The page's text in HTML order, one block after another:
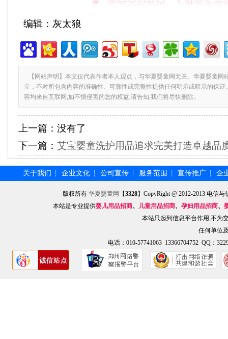
编辑：灰太狼
【网站声明】本文仅代表作者本人观点，与华夏婴童网无关。华夏婴童网
立，不对所包含内容的准确性、可靠性或完整性提供任何明示或暗示的保
容均来自互联网,如不慎侵害的您的权益,请告知,我们将尽快删除。
上一篇： 没有了
下一篇： 艾宝婴童洗护用品追求完美打造卓越品
关于我们 ┆ 企业文化 ┆ 公司宣传 ┆ 服务范围 ┆ 宣传推广 ┆ 企
版权所有华夏婴童网 【3328】CopyRight @ 2012-2013 电信
本站是专业提供婴儿用品招商、 儿童用品招商、 孕妇用品招商、
本站只起到信息平台作用,不为
任何单位
电话：010-57741063 13366704752 QQ：